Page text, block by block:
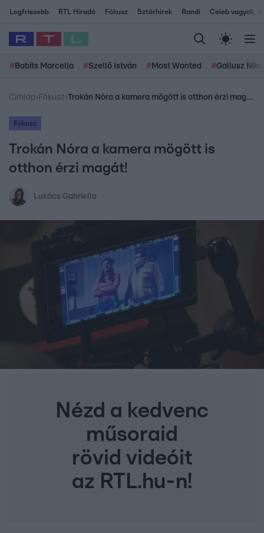
Legfrissebb RTL Híradó Fókusz Sztárhírek Randi Celeb vagyok,
# Babits Marcella #Szellő István # Most Wanted #Gallusz
Címlap› Fókusz› Trokán Nóra a kamera mögött is otthon érzi magát!
Fókusz
Trokán Nóra a kamera mögött is
otthon érzi magát!
Lukács Gabriella
Nézd a kedvenc
műsoraid
rövid videóit
az RTL.hu-n!